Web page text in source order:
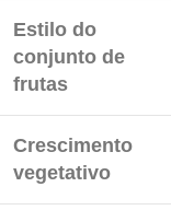
Estilo do
conjunto de
frutas
Crescimento
vegetativo